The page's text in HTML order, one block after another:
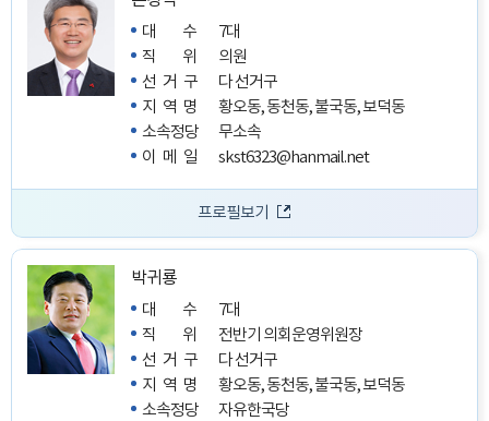
대수7대
직위의원
선거구
다 선거구
지역명
황오동, 동천동, 불국동, 보덕동
소속정당
무소속
이메일
skst6323@hanmail.net
프로필보기
박귀룡
대수7대
직위전반기 의회운영위원장
선거구
다 선거구
지역명
황오동, 동천동, 불국동, 보덕동
소속정당
자유한국당